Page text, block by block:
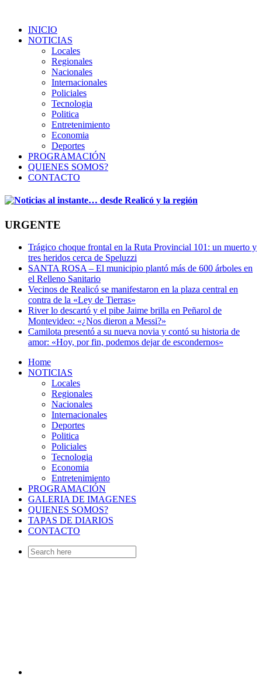
INICIO
NOTICIAS
Locales
Regionales
Nacionales
Internacionales
Policiales
Tecnologia
Politica
Entretenimiento
Economia
Deportes
PROGRAMACIÓN
QUIENES SOMOS?
CONTACTO
URGENTE
Trágico choque frontal en la Ruta Provincial 101: un muerto y
tres heridos cerca de Speluzzi
SANTA ROSA – El municipio plantó más de 600 árboles en
el Relleno Sanitario
Vecinos de Realicó se manifestaron en la plaza central en
contra de la «Ley de Tierras»
River lo descartó y el pibe Jaime brilla en Peñarol de
Montevideo: «¿Nos dieron a Messi?»
Camilota presentó a su nueva novia y contó su historia de
amor: «Hoy, por fin, podemos dejar de escondernos»
Home
NOTICIAS
Locales
Regionales
Nacionales
Internacionales
Deportes
Politica
Policiales
Tecnologia
Economia
Entretenimiento
PROGRAMACIÓN
GALERIA DE IMAGENES
QUIENES SOMOS?
TAPAS DE DIARIOS
CONTACTO
Search
for: